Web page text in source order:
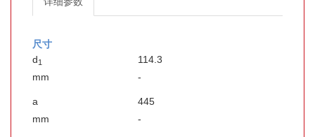
尺寸
d1
114.3
mm
-
a
445
mm
-